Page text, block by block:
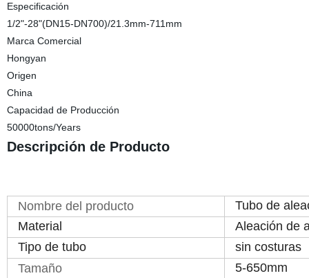
Especificación
1/2"-28"(DN15-DN700)/21.3mm-711mm
Marca Comercial
Hongyan
Origen
China
Capacidad de Producción
50000tons/Years
Descripción de Producto
Nombre del producto
Tubo de
Material
Aleación de
Tipo de tubo
sin costuras
Tamaño
5-650mm